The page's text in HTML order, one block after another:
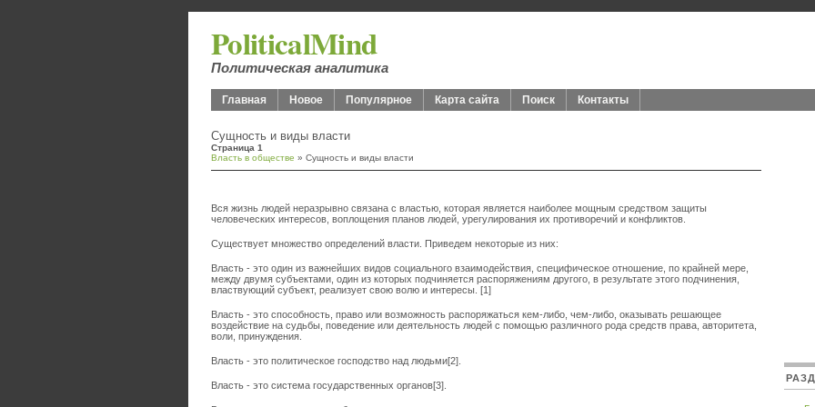
PoliticalMind
Политическая аналитика
Главная Новое Популярное Карта сайта Поиск Контакты
Сущность и виды власти
Страница 1
Власть в обществе » Сущность и виды власти
Вся жизнь людей неразрывно связана с властью, которая является наиболее мощным средством защиты
человеческих интересов, воплощения планов людей, урегулирования их противоречий и конфликтов.
Существует множество определений власти. Приведем некоторые из них:
Власть - это один из важнейших видов социального взаимодействия, специфическое отношение, по крайней мере,
между двумя субъектами, один из которых подчиняется распоряжениям другого, в результате этого подчинения,
властвующий субъект, реализует свою волю и интересы. [1]
Власть - это способность, право или возможность распоряжаться кем-либо, чем-либо, оказывать решающее
воздействие на судьбы, поведение или деятельность людей с помощью различного рода средств права, авторитета,
воли, принуждения.
Власть - это политическое господство над людьми[2].
Власть - это система государственных органов[3].